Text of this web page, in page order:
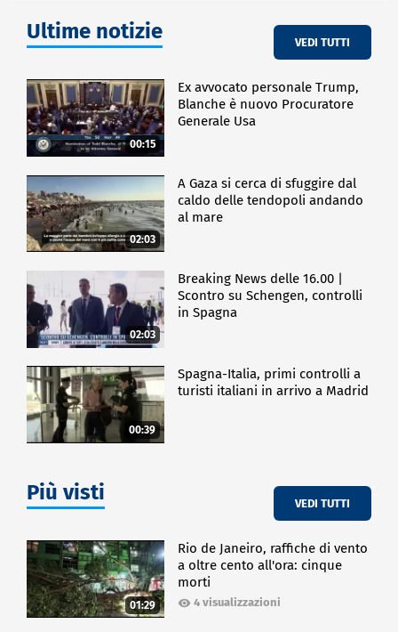
Ultime notizie VEDI TUTTI
00:15
Ex avvocato personale Trump,
Blanche è nuovo Procuratore
Generale Usa
02:03
A Gaza si cerca di sfuggire dal
caldo delle tendopoli andando
al mare
02:03
Breaking News delle 16.00 |
Scontro su Schengen, controlli
in Spagna
00:39
Spagna-Italia, primi controlli a
turisti italiani in arrivo a Madrid
Più visti VEDI TUTTI
01:29
Rio de Janeiro, raffiche di vento
a oltre cento all'ora: cinque
morti
4 visualizzazioni